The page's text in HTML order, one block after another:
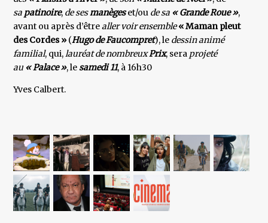
sa patinoire, de sesmanègeset/ou de sa « Grande Roue »,
avant ou après d’êtrealler voir ensemble« Maman pleut
des Cordes » (Hugo de Faucompret), le dessin animé
familial, qui,lauréat de nombreuxPrix, sera projeté
au « Palace », lesamedi 11, à 16h30
Yves Calbert.